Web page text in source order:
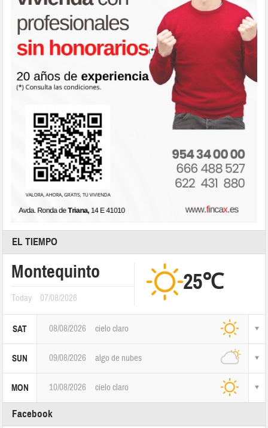
EL TIEMPO
Montequinto
Today 07/08/2026
25℃
SAT 08/08/2026 cielo claro
SUN 09/08/2026 algo de nubes
MON 10/08/2026 cielo claro
Facebook